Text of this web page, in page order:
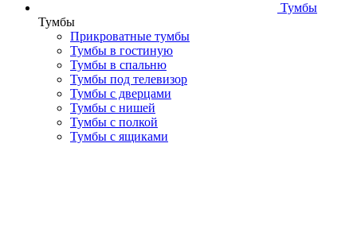
Тумбы
Тумбы
Прикроватные тумбы
Тумбы в гостиную
Тумбы в спальню
Тумбы под телевизор
Тумбы с дверцами
Тумбы с нишей
Тумбы с полкой
Тумбы с ящиками